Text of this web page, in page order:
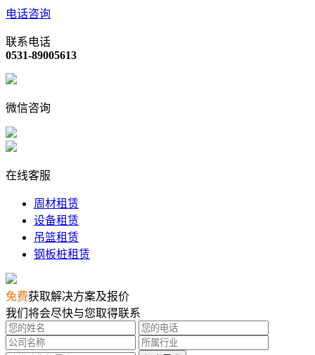
电话咨询
联系电话
0531-89005613
微信咨询
在线客服
周材租赁
设备租赁
吊篮租赁
钢板桩租赁
免费获取解决方案及报价
我们将会尽快与您取得联系